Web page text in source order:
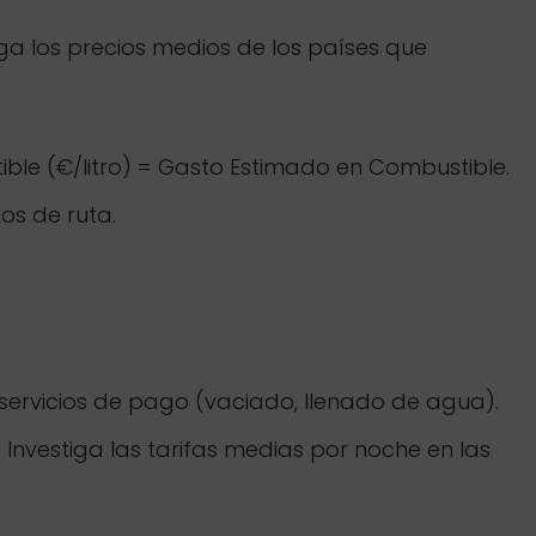
los precios medios de los países que
(€/litro) = Gasto Estimado en Combustible.
de ruta.
de pago (vaciado, llenado de agua).
las tarifas medias por noche en las